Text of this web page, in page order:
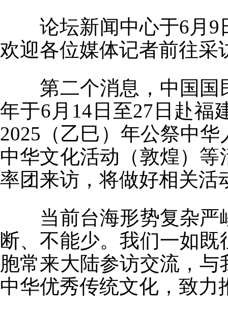
论坛新闻中心于6月9
欢迎各位媒体记者前往采
第二个消息，中国
年于6月14日至27日赴福
2025（乙巳）年公祭中
中华文化活动（敦煌）
率团来访，将做好相关活
当前台海形势复杂
断、不能少。我们一如
胞常来大陆参访交流，
中华优秀传统文化，致